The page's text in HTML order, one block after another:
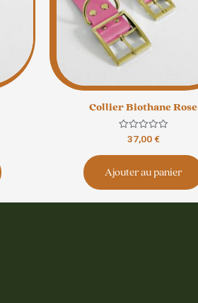
Collier Biothane Rose
Note
sur
37,00€
Ajouter au panier